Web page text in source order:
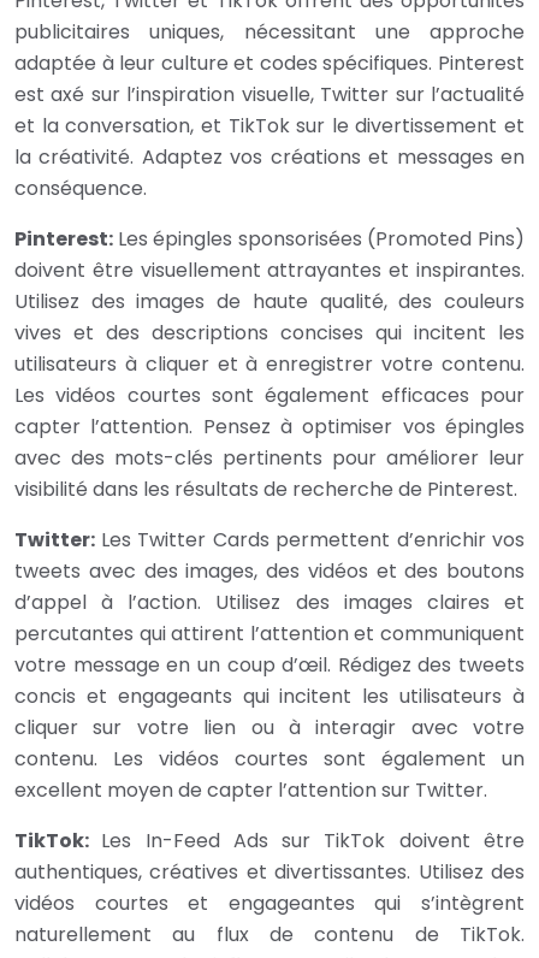
publicitaires uniques, nécessitant une approche
adaptée à leur culture et codes spécifiques. Pinterest
est axé sur l’inspiration visuelle, Twitter sur l’actualité
et la conversation, et TikTok sur le divertissement et
la créativité. Adaptez vos créations et messages en
conséquence.
Pinterest: Les épingles sponsorisées (Promoted Pins)
doivent être visuellement attrayantes et inspirantes.
Utilisez des images de haute qualité, des couleurs
vives et des descriptions concises qui incitent les
utilisateurs à cliquer et à enregistrer votre contenu.
Les vidéos courtes sont également efficaces pour
capter l’attention. Pensez à optimiser vos épingles
avec des mots-clés pertinents pour améliorer leur
visibilité dans les résultats de recherche de Pinterest.
Twitter: Les Twitter Cards permettent d’enrichir vos
tweets avec des images, des vidéos et des boutons
d’appel à l’action. Utilisez des images claires et
percutantes qui attirent l’attention et communiquent
votre message en un coup d’œil. Rédigez des tweets
concis et engageants qui incitent les utilisateurs à
cliquer sur votre lien ou à interagir avec votre
contenu. Les vidéos courtes sont également un
excellent moyen de capter l’attention sur Twitter.
TikTok: Les In-Feed Ads sur TikTok doivent être
authentiques, créatives et divertissantes. Utilisez des
vidéos courtes et engageantes qui s’intègrent
naturellement au flux de contenu de TikTok.